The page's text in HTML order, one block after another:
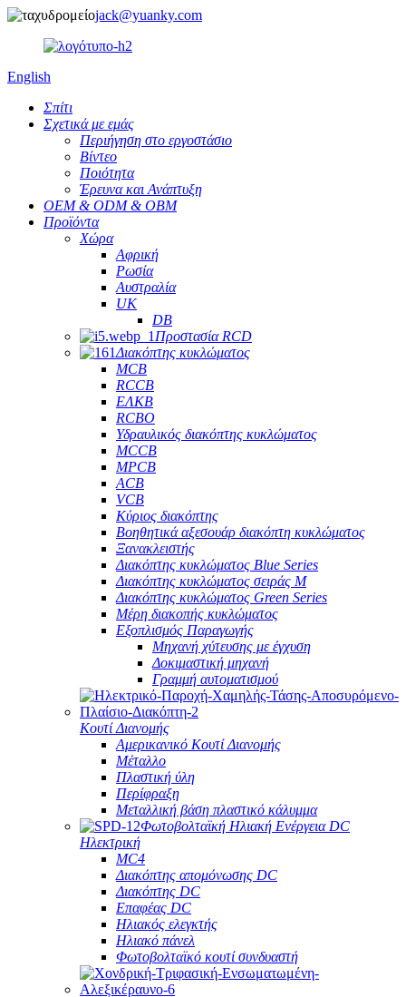
jack@yuanky.com
English
Σπίτι
Σχετικά με εμάς
Περιήγηση στο εργοστάσιο
Βίντεο
Ποιότητα
Έρευνα και Ανάπτυξη
OEM & ODM & OBM
Προϊόντα
Χώρα
Αφρική
Ρωσία
Αυστραλία
UK
DB
Προστασία RCD
Διακόπτης κυκλώματος
MCB
RCCB
ΕΛΚΒ
RCBO
Υδραυλικός διακόπτης κυκλώματος
MCCB
MPCB
ACB
VCB
Κύριος διακόπτης
Βοηθητικά αξεσουάρ διακόπτη κυκλώματος
Ξανακλειστής
Διακόπτης κυκλώματος Blue Series
Διακόπτης κυκλώματος σειράς M
Διακόπτης κυκλώματος Green Series
Μέρη διακοπής κυκλώματος
Εξοπλισμός Παραγωγής
Μηχανή χύτευσης με έγχυση
Δοκιμαστική μηχανή
Γραμμή αυτοματισμού
Κουτί Διανομής
Αμερικανικό Κουτί Διανομής
Μέταλλο
Πλαστική ύλη
Περίφραξη
Μεταλλική βάση πλαστικό κάλυμμα
Φωτοβολταϊκή Ηλιακή Ενέργεια DC
Ηλεκτρική
MC4
Διακόπτης απομόνωσης DC
Διακόπτης DC
Επαφέας DC
Ηλιακός ελεγκτής
Ηλιακό πάνελ
Φωτοβολταϊκό κουτί συνδυαστή